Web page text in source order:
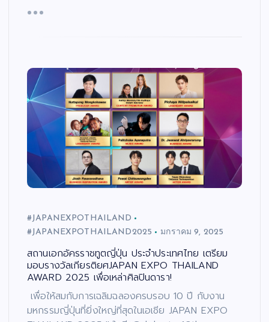
#JAPANEXPOTHAILAND
#JAPANEXPOTHAILAND2025
มกราคม 9, 2025
สถานเอกอัครราชทูตญี่ปุ่น ประจำประเทศไทย เตรียม
มอบรางวัลเกียรติยศJAPAN EXPO THAILAND
AWARD 2025 เพื่อเหล่าศิลปินดารา!
เพื่อให้สมกับการเฉลิมฉลองครบรอบ 10 ปี กับงาน
มหกรรมญี่ปุ่นที่ยิ่งใหญ่ที่สุดในเอเชีย JAPAN EXPO